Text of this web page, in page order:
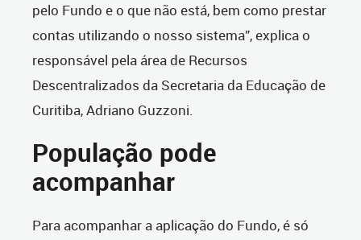
pelo Fundo e o que não está, bem como prestar
contas utilizando o nosso sistema”, explica o
responsável pela área de Recursos
Descentralizados da Secretaria da Educação de
Curitiba, Adriano Guzzoni.
População pode
acompanhar
Para acompanhar a aplicação do Fundo, é só